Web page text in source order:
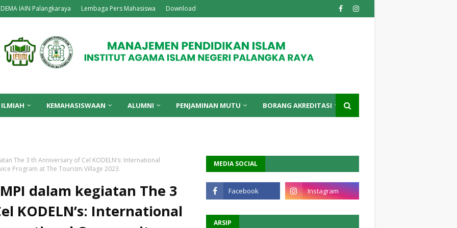
DEMA IAIN Palangkaraya Lembaga Pers Mahasiswa Download
ILMIAH KEMAHASISWAAN ALUMNI PENJAMINAN MUTU BORANG AKREDITASI
The 3 th Anniversary of Cel KODELN’s: International
Program at The Tourism Village 2023.
dalam kegiatan The 3
KODELN’s: International
MEDIA SOCIAL
ARSIP